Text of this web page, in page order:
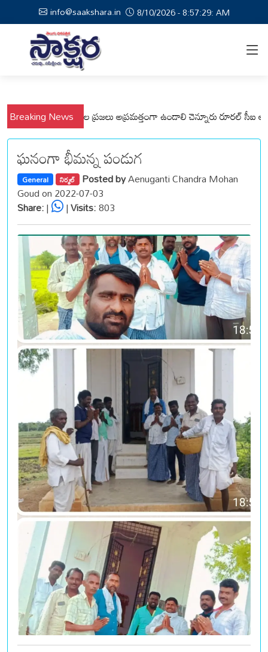
info@saakshara.in 8/10/2026 - 8:57:30: AM
Breaking News
మండలాల ప్రజలు అప్రమత్తంగా ఉండాలి చెన్నూరు రూరల్ సీఐ ఆర్.
ఘనంగా భీమన్న పండుగ
General నిర్మల్ Posted byAenuganti Chandra Mohan
Goud on 2022-07-03
Share:| |Visits:803